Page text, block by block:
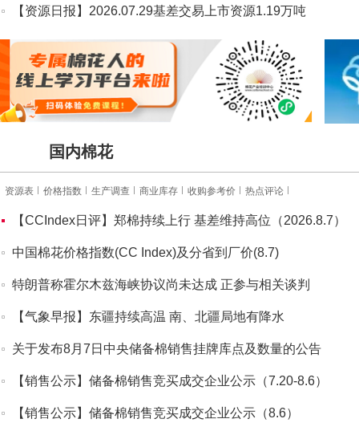
【资源日报】2026.07.29基差交易上市资源1.19万吨
国内棉花
资源表 价格指数 生产调查 商业库存 收购参考价 热点评论
【CCIndex日评】郑棉持续上行 基差维持高位（2026.8.7）
中国棉花价格指数(CC Index)及分省到厂价(8.7)
特朗普称霍尔木兹海峡协议尚未达成 正参与相关谈判
【气象早报】东疆持续高温 南、北疆局地有降水
关于发布8月7日中央储备棉销售挂牌库点及数量的公告
【销售公示】储备棉销售竞买成交企业公示（7.20-8.6）
【销售公示】储备棉销售竞买成交企业公示（8.6）